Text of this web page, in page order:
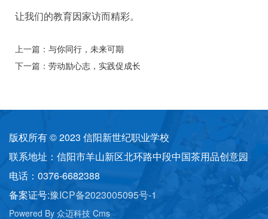
让我们的教育因家访而精彩。
上一篇： 与你同行，未来可期
下一篇： 劳动励心志，实践促成长
版权所有 © 2023 信阳新世纪职业学校
联系地址：信阳市羊山新区北环路中段中国茶用品创意园
电话：0376-6682388
备案证号:豫ICP备2023005095号-1
Powered By 众迈科技 Cms